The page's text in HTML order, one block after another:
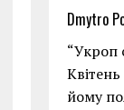
Dmytro
“Укроп
йому